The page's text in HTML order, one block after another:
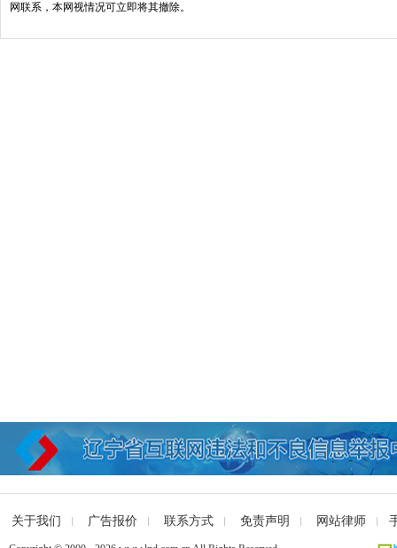
网联系，本网视情况可立即将其撤除。
关于我们 广告报价 联系方式 免责声明 网站律师